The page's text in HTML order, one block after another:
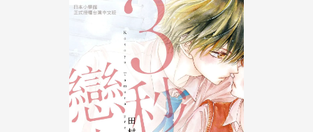
【公告】琅琅讀墨數位閱讀資產合併與書櫃開通申請